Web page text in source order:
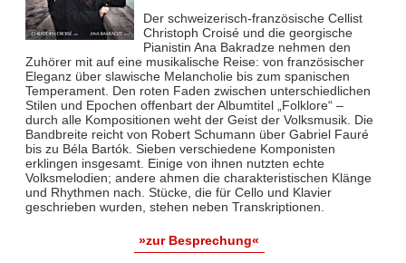
Der schweizerisch-französische Cellist
Christoph Croisé und die georgische
Pianistin Ana Bakradze nehmen den
Zuhörer mit auf eine musikalische Reise: von französischer
Eleganz über slawische Melancholie bis zum spanischen
Temperament. Den roten Faden zwischen unterschiedlichen
Stilen und Epochen offenbart der Albumtitel „Folklore“ –
durch alle Kompositionen weht der Geist der Volksmusik. Die
Bandbreite reicht von Robert Schumann über Gabriel Fauré
bis zu Béla Bartók. Sieben verschiedene Komponisten
erklingen insgesamt. Einige von ihnen nutzten echte
Volksmelodien; andere ahmen die charakteristischen Klänge
und Rhythmen nach. Stücke, die für Cello und Klavier
geschrieben wurden, stehen neben Transkriptionen.
»zur Besprechung«